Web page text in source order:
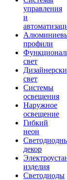
управления
и
профили
свет
свет
Системы
освещения
Наружное
освещение
Гибкий
неон
декор
изделия
Светодиоды